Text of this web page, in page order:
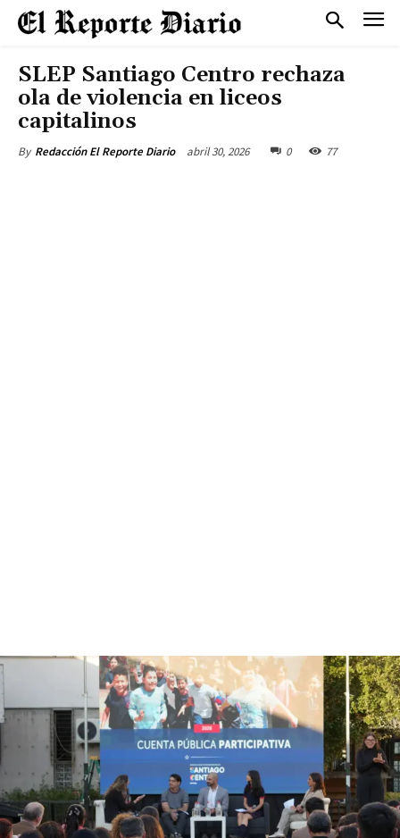
SLEP Santiago Centro rechaza
ola de violencia en liceos
capitalinos
By Redacción El Reporte Diario abril 30, 2026 0 77